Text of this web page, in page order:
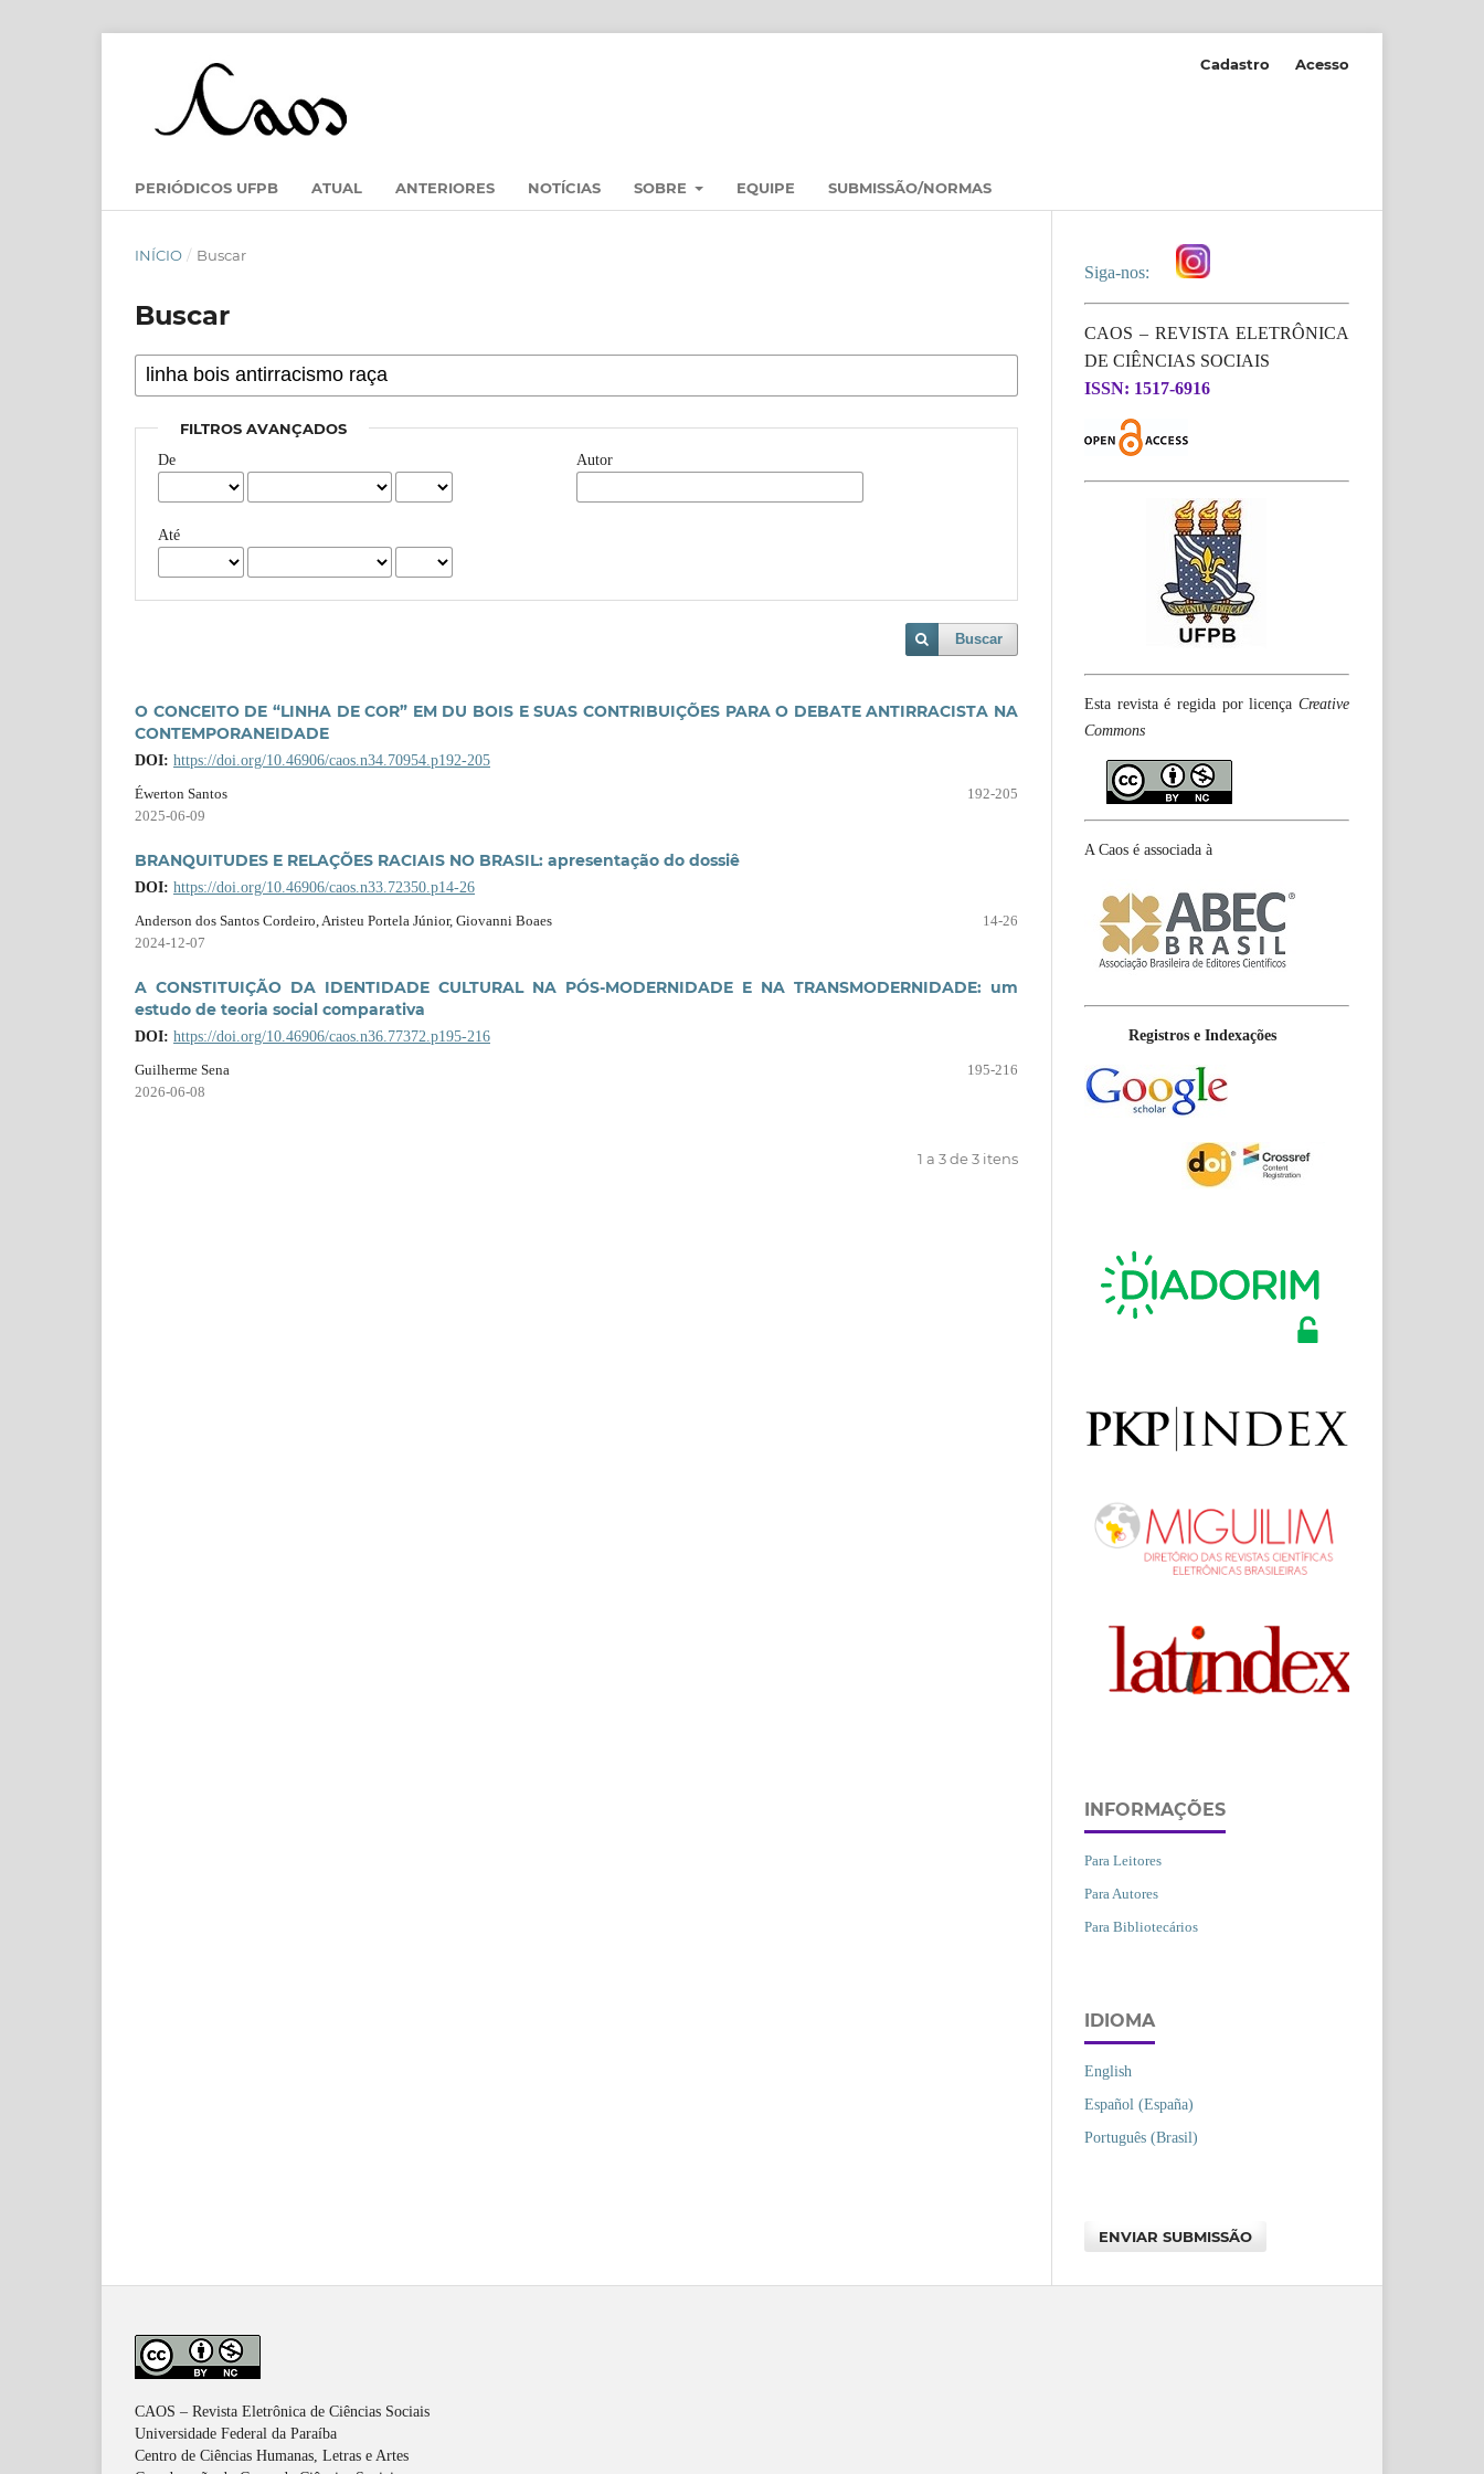
PERIÓDICOS UFPB ATUAL ANTERIORES NOTÍCIAS SOBRE EQUIPE SUBMISSÃO/NORMAS
Cadastro Acesso
INÍCIO / Buscar
Buscar
FILTROS AVANÇADOS
De
Até
Autor
Buscar
O CONCEITO DE “LINHA DE COR” EM DU BOIS E SUAS CONTRIBUIÇÕES PARA O DEBATE ANTIRRACISTA NA
CONTEMPORANEIDADE
DOI: https://doi.org/10.46906/caos.n34.70954.p192-205
Éwerton Santos
192-205
2025-06-09
BRANQUITUDES E RELAÇÕES RACIAIS NO BRASIL: apresentação do dossiê
DOI: https://doi.org/10.46906/caos.n33.72350.p14-26
Anderson dos Santos Cordeiro, Aristeu Portela Júnior, Giovanni Boaes
14-26
2024-12-07
A CONSTITUIÇÃO DA IDENTIDADE CULTURAL NA PÓS-MODERNIDADE E NA TRANSMODERNIDADE: um
estudo de teoria social comparativa
DOI: https://doi.org/10.46906/caos.n36.77372.p195-216
Guilherme Sena
195-216
2026-06-08
1 a 3 de 3 itens
Siga-nos:
CAOS – REVISTA ELETRÔNICA
DE CIÊNCIAS SOCIAIS
ISSN: 1517-6916
Esta revista é regida por licença Creative
Commons
A Caos é associada à
Registros e Indexações
INFORMAÇÕES
Para Leitores
Para Autores
Para Bibliotecários
IDIOMA
English
Español (España)
Português (Brasil)
ENVIAR SUBMISSÃO
CAOS – Revista Eletrônica de Ciências Sociais
Universidade Federal da Paraíba
Centro de Ciências Humanas, Letras e Artes